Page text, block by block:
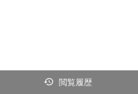
閲覧履歴